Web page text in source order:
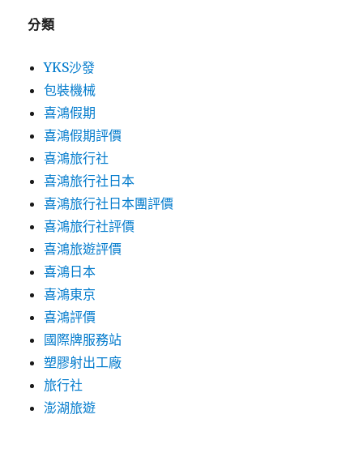
分類
YKS沙發
包裝機械
喜鴻假期
喜鴻假期評價
喜鴻旅行社
喜鴻旅行社日本
喜鴻旅行社日本團評價
喜鴻旅行社評價
喜鴻旅遊評價
喜鴻日本
喜鴻東京
喜鴻評價
國際牌服務站
塑膠射出工廠
旅行社
澎湖旅遊